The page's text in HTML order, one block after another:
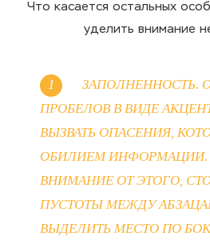
Что касается остальных
уделить внимание
ЗАПОЛНЕННОСТЬ.
ПРОБЕЛОВ В ВИДЕ
ВЫЗВАТЬ ОПАСЕНИЯ,
ОБИЛИЕМ ИНФОРМАЦИИ.
ВНИМАНИЕ ОТ ЭТОГО,
ПУСТОТЫ МЕЖДУ
ВЫДЕЛИТЬ МЕСТО ПО